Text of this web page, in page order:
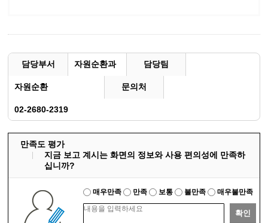
담당부서 자원순환과 담당팀
자원순환 문의처
02-2680-2319
만족도 평가
지금 보고 계시는 화면의 정보와 사용 편의성에 만족하
십니까?
매우만족 만족 보통 불만족 매우불만족
확인